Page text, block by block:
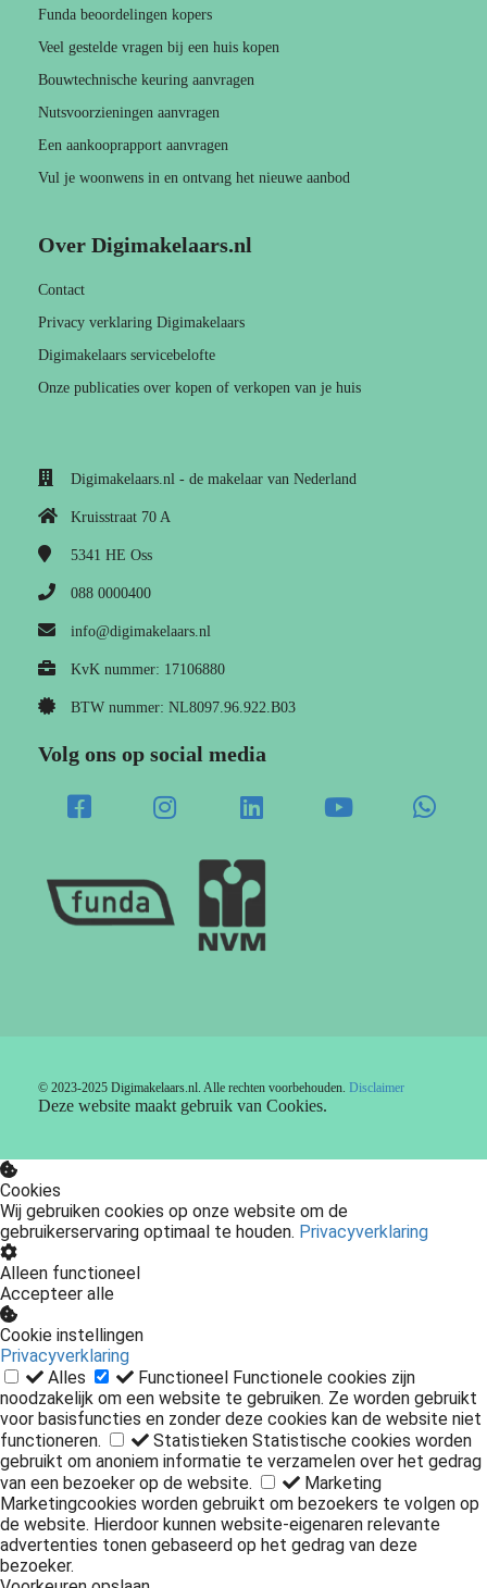
Funda beoordelingen kopers
Veel gestelde vragen bij een huis kopen
Bouwtechnische keuring aanvragen
Nutsvoorzieningen aanvragen
Een aankooprapport aanvragen
Vul je woonwens in en ontvang het nieuwe aanbod
Over Digimakelaars.nl
Contact
Privacy verklaring Digimakelaars
Digimakelaars servicebelofte
Onze publicaties over kopen of verkopen van je huis
Digimakelaars.nl - de makelaar van Nederland
Kruisstraat 70 A
5341 HE Oss
088 0000400
info@digimakelaars.nl
KvK nummer: 17106880
BTW nummer: NL8097.96.922.B03
Volg ons op social media
© 2023-2025 Digimakelaars.nl. Alle rechten voorbehouden. Disclaimer
Deze website maakt gebruik van Cookies.
Cookies
Wij gebruiken cookies op onze website om de
gebruikerservaring optimaal te houden. Privacyverklaring
Alleen functioneel
Accepteer alle
Cookie instellingen
Privacyverklaring
Alles
Functioneel Functionele cookies zijn
noodzakelijk om een website te gebruiken. Ze worden gebruikt
voor basisfuncties en zonder deze cookies kan de website niet
functioneren.
Statistieken Statistische cookies worden
gebruikt om anoniem informatie te verzamelen over het gedrag
van een bezoeker op de website.
Marketing
Marketingcookies worden gebruikt om bezoekers te volgen op
de website. Hierdoor kunnen website-eigenaren relevante
advertenties tonen gebaseerd op het gedrag van deze
bezoeker.